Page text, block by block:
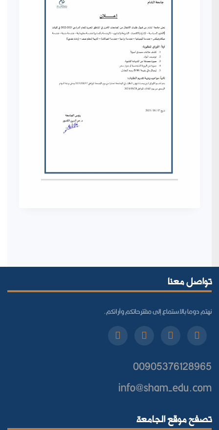
تواصل معنا
نهتم دوما بالاستماع إلى مقترحاتكم وآرائكم.
00905376128965
info@sham-edu.com
تصفح موقع الجامعة